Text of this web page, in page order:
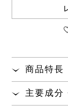
商品特長
を与えく
主要成分